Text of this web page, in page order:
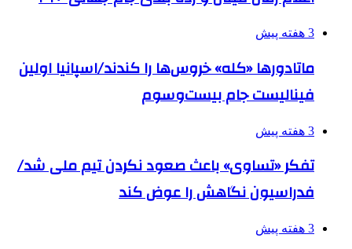
3 هفته پیش
ماتادورها «کله» خروس‌ها را کندند/اسپانیا اولین
فینالیست جام بیست‌وسوم
3 هفته پیش
تفکر «تساوی» باعث صعود نکردن تیم ملی شد/
فدراسیون نگاهش را عوض کند
3 هفته پیش